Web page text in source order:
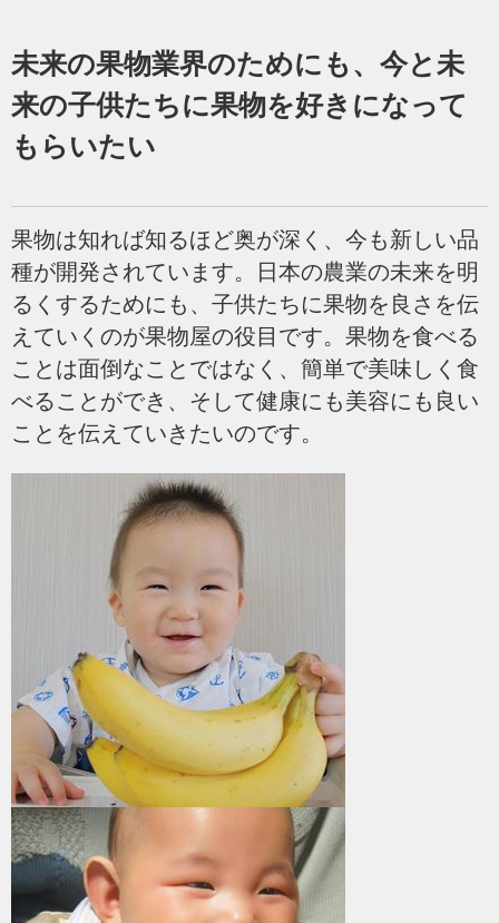
未来の果物業界のためにも、今と未
来の子供たちに果物を好きになって
もらいたい
果物は知れば知るほど奥が深く、今も新しい品
種が開発されています。日本の農業の未来を明
るくするためにも、子供たちに果物を良さを伝
えていくのが果物屋の役目です。果物を食べる
ことは面倒なことではなく、簡単で美味しく食
べることができ、そして健康にも美容にも良い
ことを伝えていきたいのです。